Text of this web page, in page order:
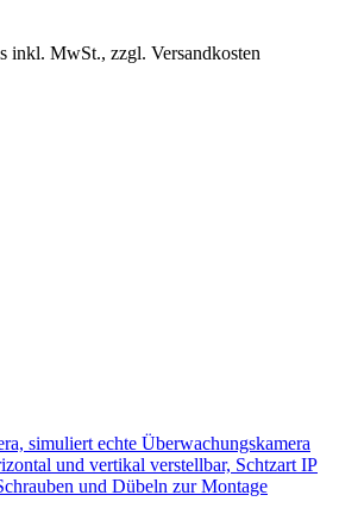
inkl. MwSt., zzgl. Versandkosten
simuliert echte Überwachungskamera
und vertikal verstellbar, Schtzart IP
und Dübeln zur Montage